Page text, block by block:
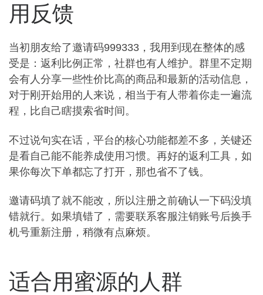
用反馈
当初朋友给了邀请码999333，我用到现在整体的感
受是：返利比例正常，社群也有人维护。群里不定期
会有人分享一些性价比高的商品和最新的活动信息，
对于刚开始用的人来说，相当于有人带着你走一遍流
程，比自己瞎摸索省时间。
不过说句实在话，平台的核心功能都差不多，关键还
是看自己能不能养成使用习惯。再好的返利工具，如
果你每次下单都忘了打开，那也省不了钱。
邀请码填了就不能改，所以注册之前确认一下码没填
错就行。如果填错了，需要联系客服注销账号后换手
机号重新注册，稍微有点麻烦。
适合用蜜源的人群